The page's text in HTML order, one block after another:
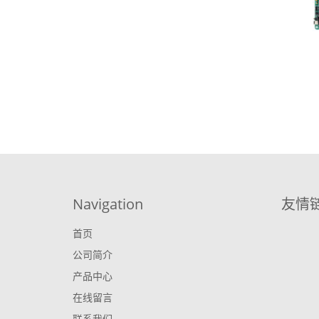
Navigation
首页
公司简介
产品中心
在线留言
友情